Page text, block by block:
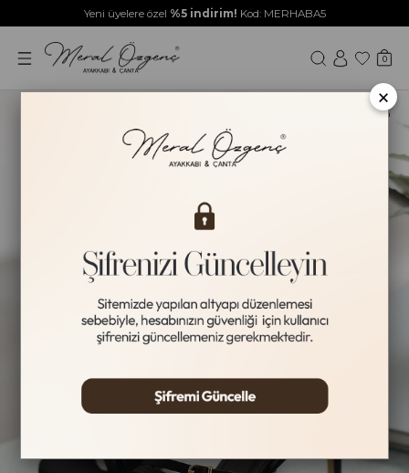
Yeni üyelere özel %5 indirim! Kod: MERHABA5
0
Yeni Ürün
×